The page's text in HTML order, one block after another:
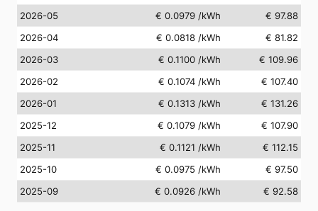
2026-05
€ 0.0979 /kWh
€ 97.88
2026-04
€ 0.0818 /kWh
€ 81.82
2026-03
€ 0.1100 /kWh
€ 109.96
2026-02
€ 0.1074 /kWh
€ 107.40
2026-01
€ 0.1313 /kWh
€ 131.26
2025-12
€ 0.1079 /kWh
€ 107.90
2025-11
€ 0.1121 /kWh
€ 112.15
2025-10
€ 0.0975 /kWh
€ 97.50
2025-09
€ 0.0926 /kWh € 92.58